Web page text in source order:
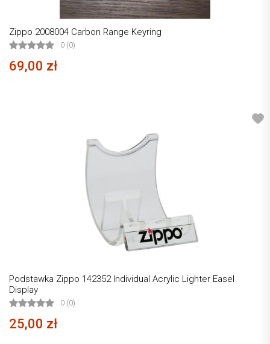
Zippo 2008004 Carbon Range Keyring
0 (0)
69,00 zł
Podstawka Zippo 142352 Individual Acrylic Lighter Easel
Display
0 (0)
25,00 zł